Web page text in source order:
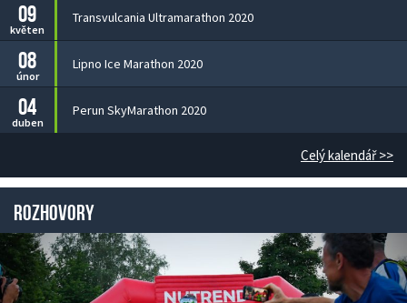
09
květen
Transvulcania Ultramarathon 2020
08
únor
Lipno Ice Marathon 2020
04
duben
Perun SkyMarathon 2020
Celý kalendář >>
Rozhovory